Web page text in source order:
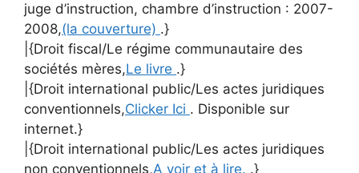
juge d’instruction, chambre d’instruction : 2007-
2008,(la couverture) .}
|{Droit fiscal/Le régime communautaire des
sociétés mères,Le livre .}
|{Droit international public/Les actes juridiques
conventionnels,Clicker Ici . Disponible sur
internet.}
|{Droit international public/Les actes juridiques
non conventionnels,A voir et à lire. .}